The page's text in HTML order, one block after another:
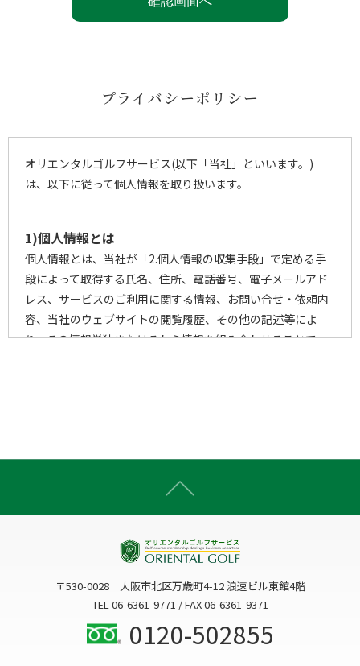
プライバシーポリシー
オリエンタルゴルフサービス(以下「当社」といいます。)
は、以下に従って個人情報を取り扱います。
1)個人情報とは
個人情報とは、当社が「2.個人情報の収集手段」で定める手
段によって取得する氏名、住所、電話番号、電子メールアド
レス、サービスのご利用に関する情報、お問い合せ・依頼内
容、当社のウェブサイトの閲覧履歴、その他の記述等によ
り、その情報単独またはそれら情報を組み合わせることで、
3)個人情報の利用目的
当社は、個人情報を、以下の何れかに該当する場合を除き、
事前にお知らせした利用目的以外には利用いたしません。
〒530-0028 大阪市北区万歳町4-12 浪速ビル東館4階
TEL 06-6361-9771 / FAX 06-6361-9371
0120-502855